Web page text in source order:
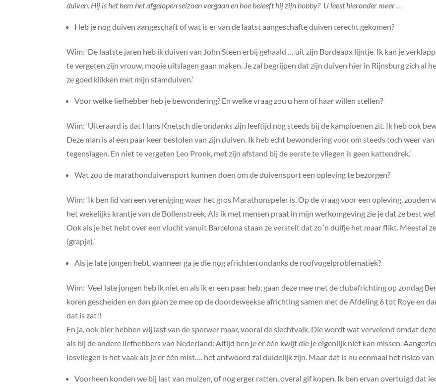
duiven. Hij is het hem het afgelopen seizoen vergaan en hoe beleeft hij zijn hobby? U leest hieronder meer …
Heb je nog duiven aangeschaft of wat is er van de laatst aangeschafte duiven terecht gekomen?
Wim: ‘De laatste jaren heb ik duiven van John Steen erbij gehaald … uit zijn Bordeaux lijntje. Ik kan je
te vergeten zijn vrouw, mooie uitslagen gaan maken. Je zal begrijpen dat zijn duiven hier in Rijnsburg zich al
ze goed klikken met mijn stamduiven.’
Voor welke liefhebber heb je bewondering? En welke vraag zou u hem of haar willen stellen?
Wim: ‘Uiteraard is dat Hans Knetsch die ondanks zijn leeftijd nog steeds bij de kampioenen zit. Ik heb ook
Deze man is al een paar keer bestolen van zijn duiven. Ik heb echt bewondering voor om steeds toch weer
tegenslagen. En niet te vergeten Leo Pronk, met zijn afstand bij de eerste te vliegen is geen kattendrek.’
Wat zou de marathonduivensport kunnen doen om de duivensport een opleving te bezorgen?
Wim: ‘Ik ben lid van een vereniging waar het gros Marathonspeler is. Op de vraag voor een opleving, zouden
het wekelijks krantje van de Bollenstreek. Als ik met mensen praat in mijn werkomgeving zie je dat ze best
Ook als je het hebt over een vlucht vanuit Barcelona staan ze verstelt dat zo´n duifje het maar flikt. Meestal
(grapje).’
Als je late jongen hebt, wanneer ga je die nog africhten ondanks de roofvogelproblematiek?
Wim: ‘Veel late jongen heb ik niet en als ik er een paar heb, gaan deze mee met de clubafrichting op zondag
koren gescheiden en dan gaan ze mee op de doordeweekse africhting samen met de Afdeling 6 tot Roye en
dat is zat!!
En ja, ook hier hebben wij last van de sperwer maar, vooral de slechtvalk. Die wordt wat vervelend omdat
als bij de andere liefhebbers van Nederland: Altijd ben je er één kwijt die je eigenlijk niet kan missen.
losvliegen is het vaak als je er één mist…. het antwoord zal duidelijk zijn. Maar dat is nu eenmaal het risico van
Voorheen konden we bij last van muizen, of nog erger ratten, overal gif kopen. Ik ben ervan overtuigd dat